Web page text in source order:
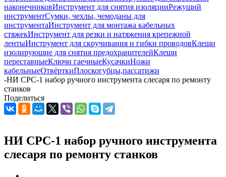
наконечниковИнструмент для снятия изоляцииРежущий
инструментСумки, чехлы, чемоданы для
инструментаИнструмент для монтажа кабельных
стяжекИнструмент для резки и натяжения крепежной
лентыИнструмент для скручивания и гибки проводовКлещи
изолирующие для снятия предохранителейКлещи
переставныеКлючи гаечныеКусачкиНожи
кабельныеОтвёрткиПлоскогубцы,пассатижи
-НИ СРС-1 набор ручного инструмента слесаря по ремонту
станков
Поделиться
НИ СРС-1 набор ручного инструмента
слесаря по ремонту станков